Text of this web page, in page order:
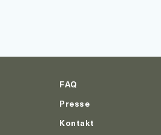
FAQ
Presse
Kontakt